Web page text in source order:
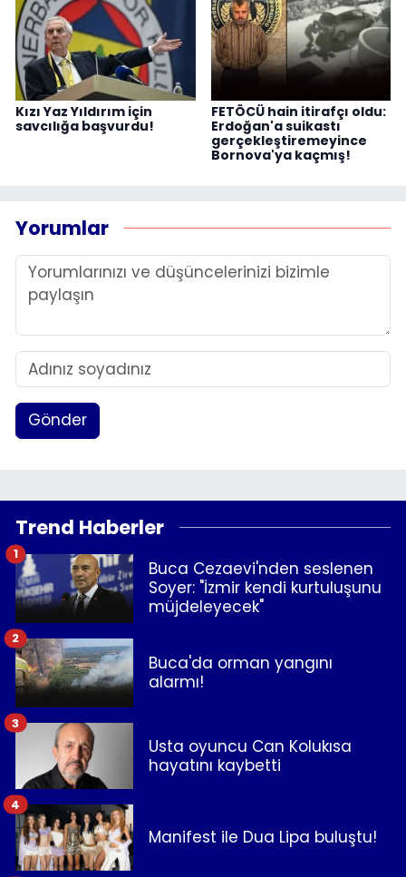
Kızı Yaz Yıldırım için
savcılığa başvurdu!
FETÖCÜ hain itirafçı oldu:
Erdoğan'a suikastı
gerçekleştiremeyince
Bornova'ya kaçmış!
Yorumlar
Gönder
Trend Haberler
Buca Cezaevi'nden seslenen
Soyer: "İzmir kendi kurtuluşunu
müjdeleyecek"
1
Buca'da orman yangını
alarmı!
2
Usta oyuncu Can Kolukısa
hayatını kaybetti
3
Manifest ile Dua Lipa buluştu!
4